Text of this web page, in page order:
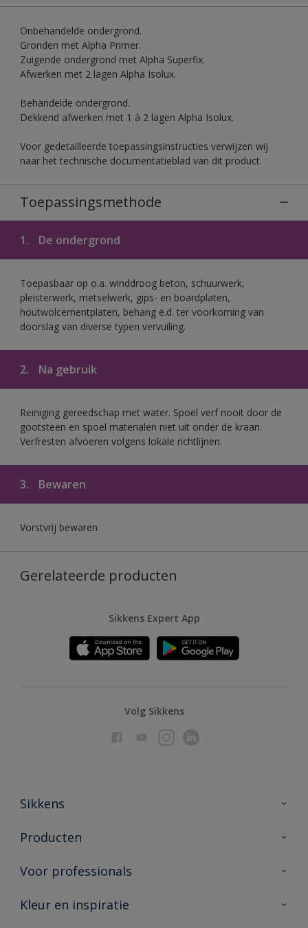
Onbehandelde ondergrond.
Gronden met Alpha Primer.
Zuigende ondergrond met Alpha Superfix.
Afwerken met 2 lagen Alpha Isolux.
Behandelde ondergrond.
Dekkend afwerken met 1 à 2 lagen Alpha Isolux.
Voor gedetailleerde toepassingsinstructies verwijzen wij
naar het technische documentatieblad van dit product.
Toepassingsmethode
1. De ondergrond
Toepasbaar op o.a. winddroog beton, schuurwerk,
pleisterwerk, metselwerk, gips- en boardplaten,
houtwolcementplaten, behang e.d. ter voorkoming van
doorslag van diverse typen vervuiling.
2. Na gebruik
Reiniging gereedschap met water. Spoel verf nooit door de
gootsteen en spoel materialen niet uit onder de kraan.
Verfresten afvoeren volgens lokale richtlijnen.
3. Bewaren
Vorstvrij bewaren
Gerelateerde producten
Sikkens Expert App
Volg Sikkens
Sikkens
Over Sikkens
Duurzaamheid
Producten
Producten voor binnen
Vind je verkooppunt
Voor professionals
Advies & service
Kleur en inspiratie